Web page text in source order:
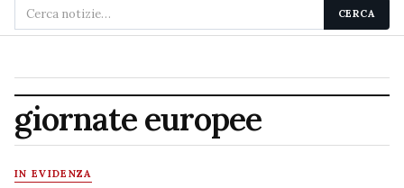
Cerca
nel
CERCA
giornate europee
IN EVIDENZA